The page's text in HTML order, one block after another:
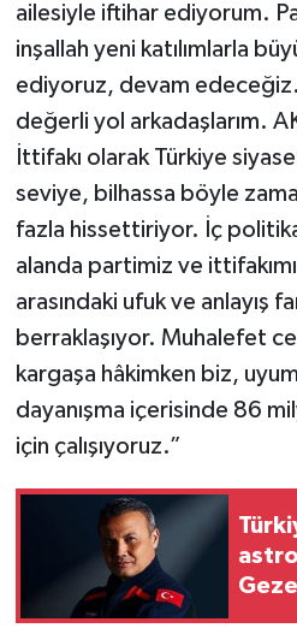
ailesiyle iftihar ediyorum.
inşallah yeni katılımlarla
ediyoruz, devam
değerli yol arkadaşlarım.
İttifakı olarak Türkiye
seviye, bilhassa böyle
fazla hissettiriyor. İç
alanda partimiz ve
arasındaki ufuk ve anlayış
berraklaşıyor. Muhalefet
kargaşa hâkimken biz,
dayanışma içerisinde 86
için çalışıyoruz.”